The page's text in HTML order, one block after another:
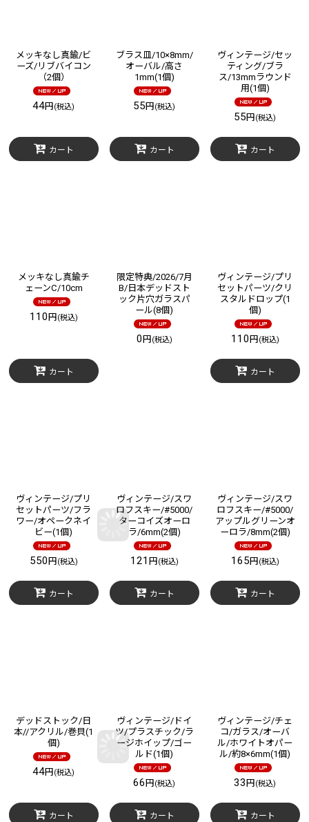
メッキなし真鍮/ビ
ーズ/リブバイコン
（2個）
44円(税込)
カート
ブラス皿/10×8mm/
オーバル/高さ
1mm(1個)
55円(税込)
カート
ヴィンテージ/セッ
ティング/ブラ
ス/13mmラウンド
用(1個)
55円(税込)
カート
メッキなし真鍮チ
ェーンC/10cm
110 円 (税込)
カート
限定特典/2026/7月
B/日本デッドスト
ック片穴ガラスパ
ール(8個)
0 円 (税込)
ヴィンテージ/プリ
セットパーツ/クリ
スタルドロップ(1
個)
110 円 (税込)
カート
ヴィンテージ/プリ
セットパーツ/フラ
ワー/オペークネイ
ビー(1個)
550 円 (税込)
カート
ヴィンテージ/スワ
ロフスキー/#5000/
ターコイズオーロ
ラ/6mm(2個)
121 円 (税込)
カート
ヴィンテージ/スワ
ロフスキー/#5000/
アップルグリーンオ
ーロラ/8mm(2個)
165 円 (税込)
カート
デッドストック/日
本//アクリル/巻貝(1
個)
44円 (税込)
カート
ヴィンテージ/ドイ
ツ/プラスチック/ラ
ージホイップ/ゴー
ルド(1個)
66円 (税込)
カート
ヴィンテージ/チェ
コ/ガラス/オーバ
ル/ホワイトオパー
ル/約8×6mm(1個)
33円 (税込)
カート